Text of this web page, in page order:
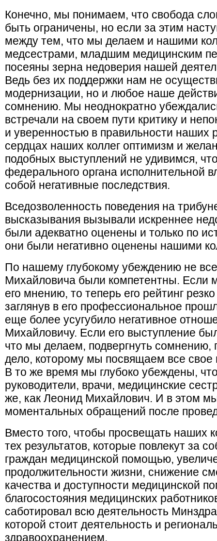
Конечно, мы понимаем, что свобода
быть ограничены, но если за этим
между тем, что мы делаем и нашими
медсестрами, младшим медицинским
посеяны зерна недоверия нашей
Ведь без их поддержки нам не
модернизации, но и любое наше
сомнению. Мы неоднократно
встречали на своем пути критику и
и уверенностью в правильности наших
сердцах наших коллег оптимизм и
подобных выступлений не удивимся,
федерального органа исполнительной
собой негативные последствия.
Вседозволенность поведения на
высказывания вызывали искреннее
были адекватно оценены и только по
они были негативно оценены нашими
По нашему глубокому убеждению не
Михайловича были компетентны. Если
его мнению, то теперь его рейтинг
заглянув в его профессиональное
еще более усугубило негативное
Михайловичу. Если его выступление
что мы делаем, подвергнуть сомнению,
дело, которому мы посвящаем все свое
В то же время мы глубоко убеждены,
руководители, врачи, медицинские
же, как Леонид Михайлович. И в этом
моментальных обращений после
Вместо того, чтобы просвещать наших
тех результатов, которые повлекут за
граждан медицинской помощью,
продолжительности жизни, снижение
качества и доступности медицинской
благосостояния медицинских
саботировал всю деятельность
которой стоит деятельность и
здравоохранением.